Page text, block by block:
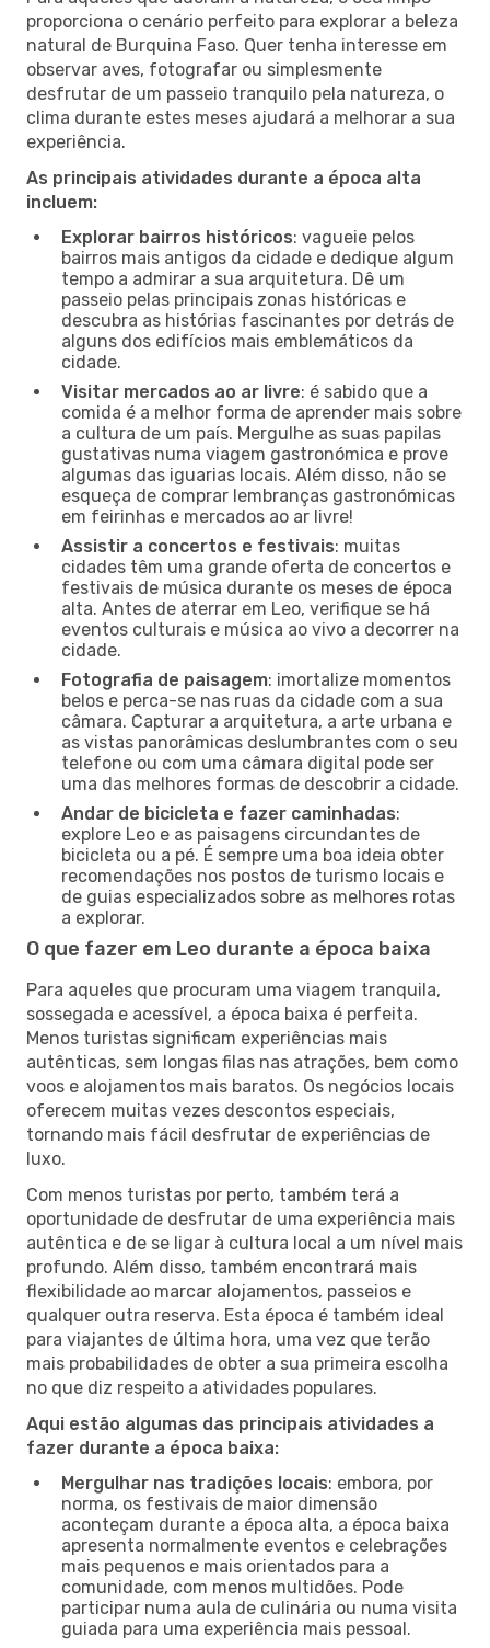
proporciona o cenário perfeito para explorar a beleza
natural de Burquina Faso. Quer tenha interesse em
observar aves, fotografar ou simplesmente
desfrutar de um passeio tranquilo pela natureza, o
clima durante estes meses ajudará a melhorar a sua
experiência.
As principais atividades durante a época alta
incluem:
Explorar bairros históricos: vagueie pelos
bairros mais antigos da cidade e dedique algum
tempo a admirar a sua arquitetura. Dê um
passeio pelas principais zonas históricas e
descubra as histórias fascinantes por detrás de
alguns dos edifícios mais emblemáticos da
cidade.
Visitar mercados ao ar livre: é sabido que a
comida é a melhor forma de aprender mais sobre
a cultura de um país. Mergulhe as suas papilas
gustativas numa viagem gastronómica e prove
algumas das iguarias locais. Além disso, não se
esqueça de comprar lembranças gastronómicas
em feirinhas e mercados ao ar livre!
Assistir a concertos e festivais: muitas
cidades têm uma grande oferta de concertos e
festivais de música durante os meses de época
alta. Antes de aterrar em Leo, verifique se há
eventos culturais e música ao vivo a decorrer na
cidade.
Fotografia de paisagem: imortalize momentos
belos e perca-se nas ruas da cidade com a sua
câmara. Capturar a arquitetura, a arte urbana e
as vistas panorâmicas deslumbrantes com o seu
telefone ou com uma câmara digital pode ser
uma das melhores formas de descobrir a cidade.
Andar de bicicleta e fazer caminhadas:
explore Leo e as paisagens circundantes de
bicicleta ou a pé. É sempre uma boa ideia obter
recomendações nos postos de turismo locais e
de guias especializados sobre as melhores rotas
a explorar.
O que fazer em Leo durante a época baixa
Para aqueles que procuram uma viagem tranquila,
sossegada e acessível, a época baixa é perfeita.
Menos turistas significam experiências mais
autênticas, sem longas filas nas atrações, bem como
voos e alojamentos mais baratos. Os negócios locais
oferecem muitas vezes descontos especiais,
tornando mais fácil desfrutar de experiências de
luxo.
Com menos turistas por perto, também terá a
oportunidade de desfrutar de uma experiência mais
autêntica e de se ligar à cultura local a um nível mais
profundo. Além disso, também encontrará mais
flexibilidade ao marcar alojamentos, passeios e
qualquer outra reserva. Esta época é também ideal
para viajantes de última hora, uma vez que terão
mais probabilidades de obter a sua primeira escolha
no que diz respeito a atividades populares.
Aqui estão algumas das principais atividades a
fazer durante a época baixa:
Mergulhar nas tradições locais: embora, por
norma, os festivais de maior dimensão
aconteçam durante a época alta, a época baixa
apresenta normalmente eventos e celebrações
mais pequenos e mais orientados para a
comunidade, com menos multidões. Pode
participar numa aula de culinária ou numa visita
guiada para uma experiência mais pessoal.